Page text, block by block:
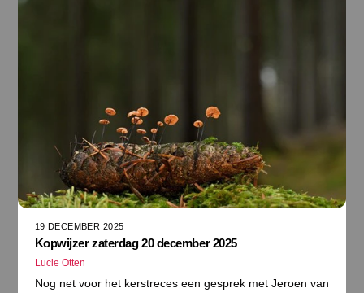
19 DECEMBER 2025
Kopwijzer zaterdag 20 december 2025
Lucie Otten
Nog net voor het kerstreces een gesprek met Jeroen van